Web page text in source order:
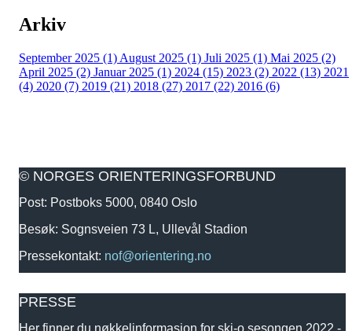
Arkiv
September 2025 (1) August 2025 (1) Juli 2025 (1) Mai 2025 (2)
April 2025 (2) Januar 2025 (1) 2024 (15) 2023 (2) 2022 (13) 2021
(4) 2020 (7) 2019 (21) 2018 (27) 2017 (22) 2016 (6)
© NORGES ORIENTERINGSFORBUND
Post: Postboks 5000, 0840 Oslo
Besøk: Sognsveien 73 L, Ullevål Stadion
Pressekontakt: nof@orientering.no
PRESSE
Her finner du nøkkelinformasjon for ski-o sesongen 2022 -